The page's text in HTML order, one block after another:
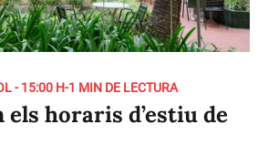
- 15:00 H-1 MIN DE LECTURA
els horaris d’estiu de